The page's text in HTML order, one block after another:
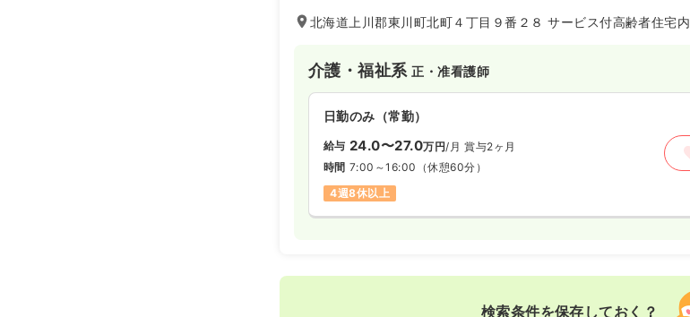
北海道上川郡東川町北町４丁目９番２８ サービス付高齢者住宅内
介護・福祉系正・准看護師
日勤のみ（常勤）
給与 24.0〜27.0万円/月 賞与2ヶ月
時間 7:00～16:00 （休憩60分）
4週8休以上
検索条件を保存しておく？